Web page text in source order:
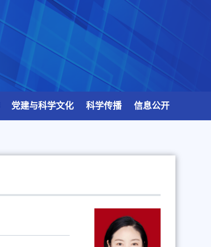
党建与科学文化 科学传播 信息公开